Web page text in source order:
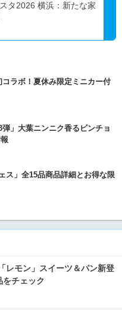
タ2026 横浜：新たな家
ラボ！夏休み限定ミニカー付
」大葉ニンニク香るビンチョ
ス」全15品商品詳細とお得な限
レモン」スイーツ＆パン新登
チェック